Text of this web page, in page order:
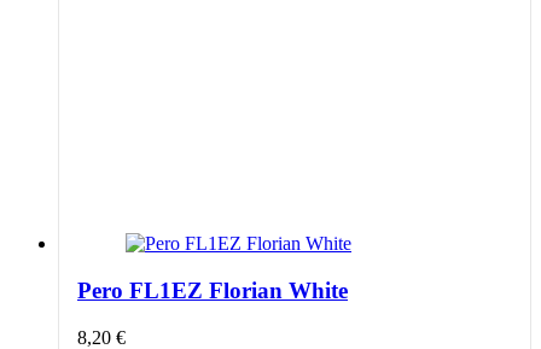
Pero FL1EZ Florian White
8,20 €